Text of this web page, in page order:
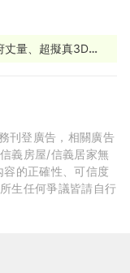
丈量、超擬真3D
刊登廣告，相關廣告
義房屋/信義居家無
的正確性、可信度
生任何爭議皆請自行